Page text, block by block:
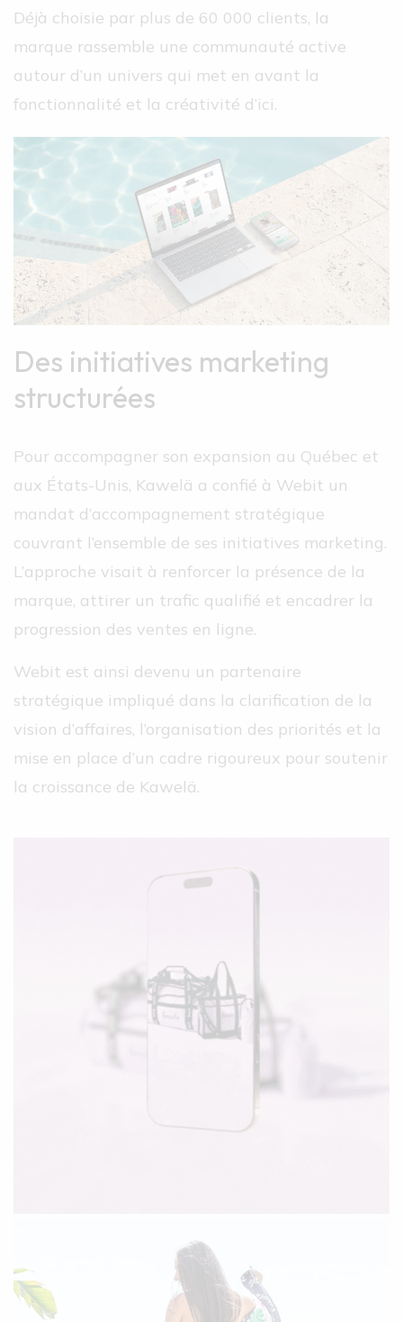
Déjà choisie par plus de 60 000 clients, la
marque rassemble une communauté active
autour d’un univers qui met en avant la
fonctionnalité et la créativité d’ici.
Des initiatives marketing
structurées
Pour accompagner son expansion au Québec et
aux États-Unis, Kawelä a confié à Webit un
mandat d’accompagnement stratégique
couvrant l’ensemble de ses initiatives marketing.
L’approche visait à renforcer la présence de la
marque, attirer un trafic qualifié et encadrer la
progression des ventes en ligne.
Webit est ainsi devenu un partenaire
stratégique impliqué dans la clarification de la
vision d’affaires, l’organisation des priorités et la
mise en place d’un cadre rigoureux pour soutenir
la croissance de Kawelä.